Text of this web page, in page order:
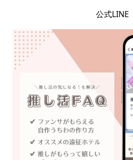
公式LINE